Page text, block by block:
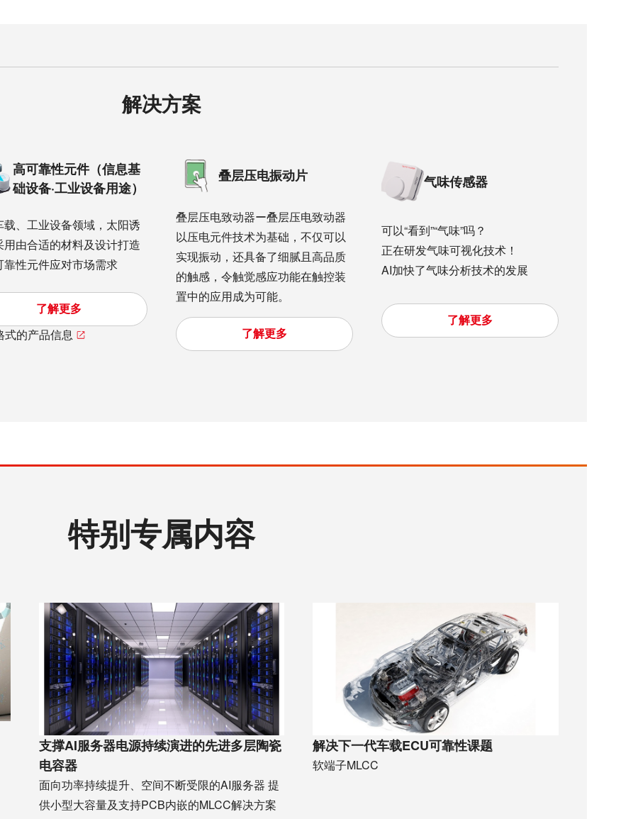
解决方案
高可靠性元件（信息基
础设备·工业设备用途）
载、工业设备领域，太阳诱
用由合适的材料及设计打造
靠性元件应对市场需求
了解更多
式的产品信息
叠层压电振动片
叠层压电致动器ー叠层压电致动器
以压电元件技术为基础，不仅可以
实现振动，还具备了细腻且高品质
的触感，令触觉感应功能在触控装
置中的应用成为可能。
了解更多
气味传感器
可以“看到”“气味”吗？
正在研发气味可视化技术！
AI加快了气味分析技术的发展
了解更多
特别专属内容
支撑AI服务器电源持续演进的先进多层陶瓷
电容器
面向功率持续提升、空间不断受限的AI服务器 提
供小型大容量及支持PCB内嵌的MLCC解决方案
解决下一代车载ECU可靠性课题
软端子MLCC